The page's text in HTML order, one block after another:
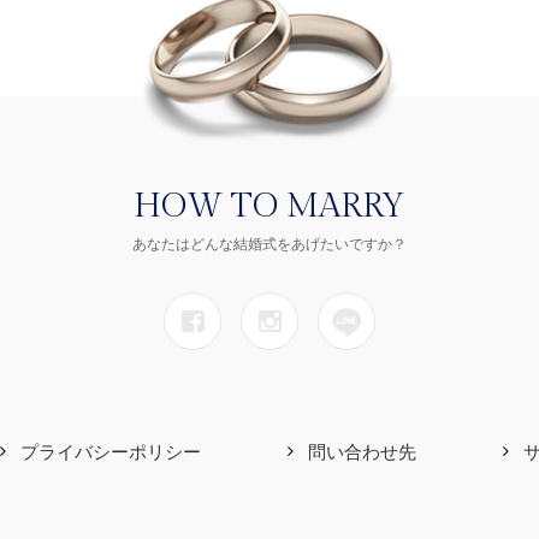
HOW TO MARRY
あなたはどんな結婚式をあげたいですか？
プライバシーポリシー 問い合わせ先